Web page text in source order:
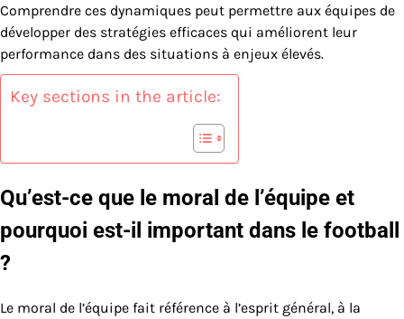
Comprendre ces dynamiques peut permettre aux équipes de
développer des stratégies efficaces qui améliorent leur
performance dans des situations à enjeux élevés.
Key sections in the article:
Qu’est-ce que le moral de l’équipe et
pourquoi est-il important dans le football
?
Le moral de l’équipe fait référence à l’esprit général, à la